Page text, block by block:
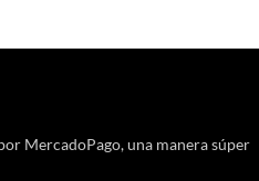
MercadoPago, una manera súper